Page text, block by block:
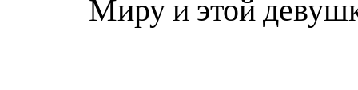
Миру и этой